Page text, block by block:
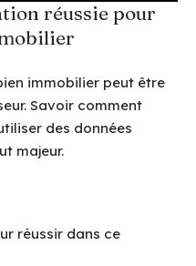
réussie pour
immobilier peut être
Savoir comment
des données
majeur.
réussir dans ce